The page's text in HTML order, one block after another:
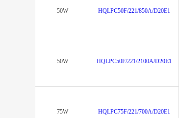
50W HQLPC50F/221/850A/D20E1
50W HQLPC50F/221/2100A/D20E1
75W HQLPC75F/221/700A/D20E1